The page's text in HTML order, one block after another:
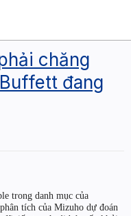
chăng
đang
trong danh mục của
tích của Mizuho dự đoán